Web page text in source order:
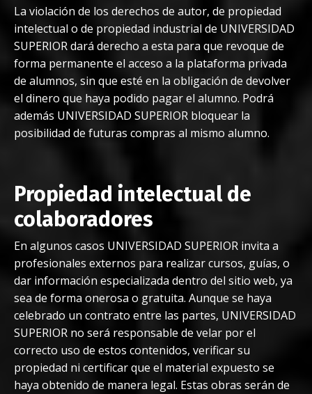
La violación de los derechos de autor, de propiedad
intelectual o de propiedad industrial de UNIVERSIDAD
SUPERIOR dará derecho a esta para que revoque de
forma permanente el acceso a la plataforma privada
de alumnos, sin que esté en la obligación de devolver
el dinero que haya podido pagar el alumno. Podrá
además UNIVERSIDAD SUPERIOR bloquear la
posibilidad de futuras compras al mismo alumno.
Propiedad intelectual de
colaboradores
En algunos casos UNIVERSIDAD SUPERIOR invita a
profesionales externos para realizar cursos, guías, o
dar información especializada dentro del sitio web, ya
sea de forma onerosa o gratuita. Aunque se haya
celebrado un contrato entre las partes, UNIVERSIDAD
SUPERIOR no será responsable de velar por el
correcto uso de estos contenidos, verificar su
propiedad ni certificar que el material expuesto se
haya obtenido de manera legal. Estas obras serán de